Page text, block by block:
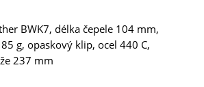
BWK7, délka čepele 104 mm,
g, opaskový klip, ocel 440 C,
237 mm